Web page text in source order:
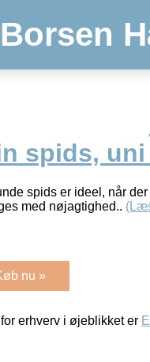
Borsen
spids, uni
spids er ideel, når
med nøjagtighed..
nu »
erhverv i øjeblikket er